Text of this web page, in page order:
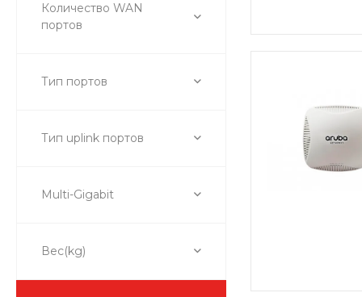
Количество WAN
портов
Тип портов
Тип uplink портов
Multi-Gigabit
Вес(kg)